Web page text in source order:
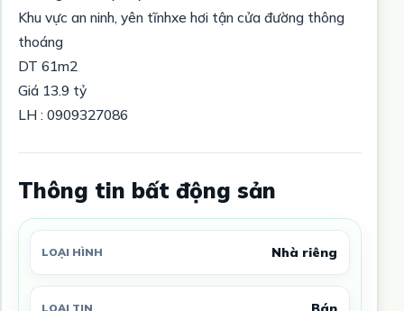
Khu vực an ninh, yên tĩnhxe hơi tận cửa đường thông
thoáng
DT 61m2
Giá 13.9 tỷ
LH : 0909327086
Thông tin bất động sản
LOẠI HÌNH Nhà riêng
LOẠI TIN